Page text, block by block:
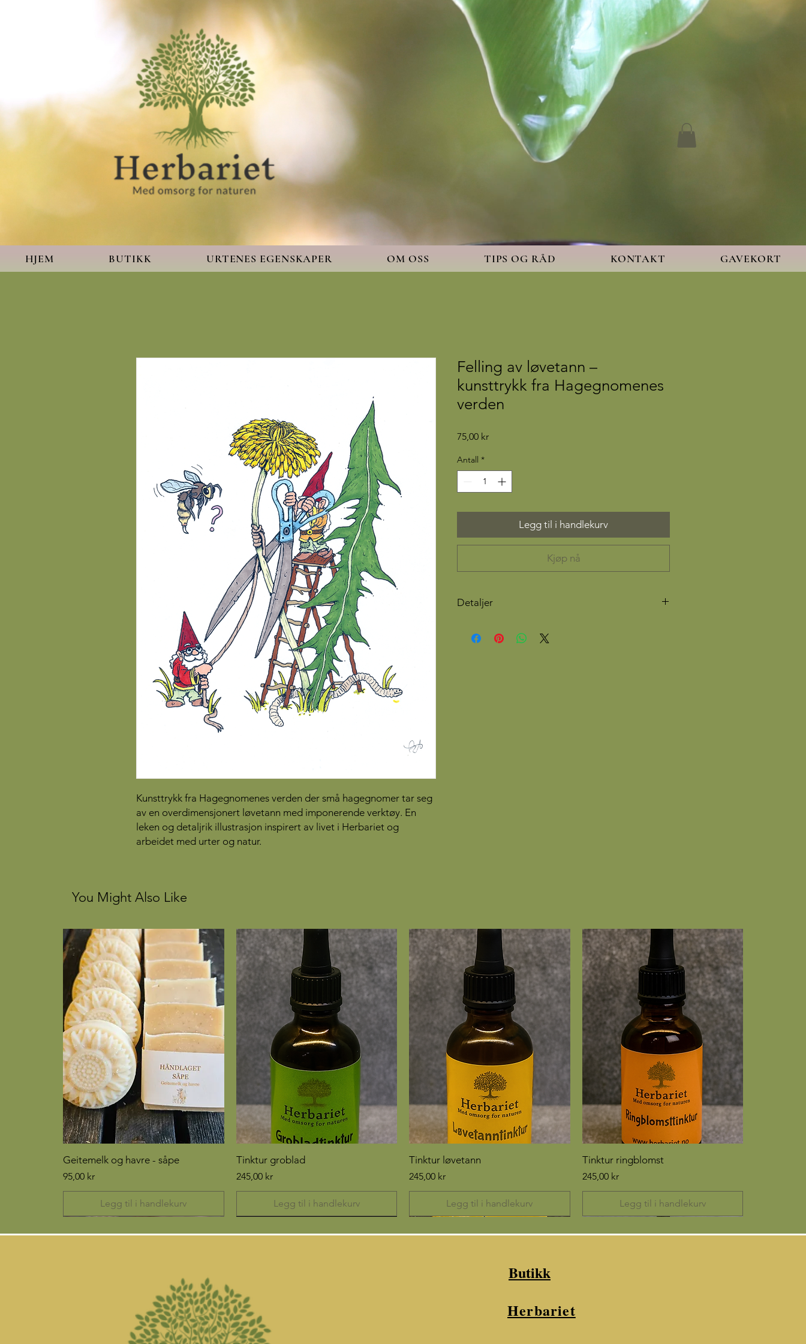
HJEM BUTIKK URTENES EGENSKAPER OM OSS TIPS OG RÅD KONTAKT GAVEKORT
Kunsttrykk fra Hagegnomenes verden der små hagegnomer tar seg
av en overdimensjonert løvetann med imponerende verktøy. En
leken og detaljrik illustrasjon inspirert av livet i Herbariet og
arbeidet med urter og natur.
Felling av løvetann –
kunsttrykk fra Hagegnomenes
verden
75,00 krPris
Antall *
Legg til i handlekurv
Kjøp nå
Detaljer
Trykket på silkemykt, tykt kvalitetspapir
You Might Also Like
Geitemelk og havre - såpe
Pris
95,00 kr
Legg til i handlekurv
Tinktur groblad
Pris
245,00 kr
Legg til i handlekurv
Tinktur løvetann
Pris
245,00 kr
Legg til i handlekurv
Tinktur ringblomst
Pris
245,00 kr
Legg til i handlekurv
Butikk
Herbariet